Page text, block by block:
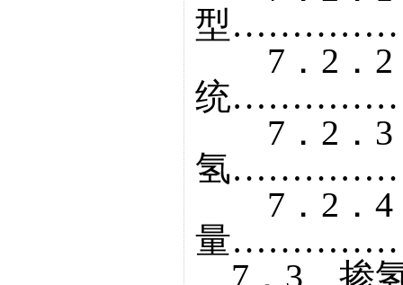
型
7．2．2
统
7．2．3
氢
7．2．4
量
7．3 掺氢